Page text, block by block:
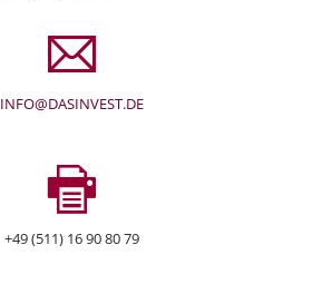
INFO@DASINVEST.DE
+49 (511) 16 90 80 79